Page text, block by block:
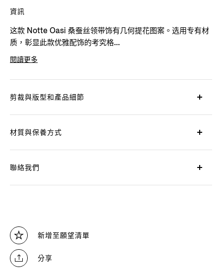
新增至願望清單
分享
資訊
这款 Notte Oasi 桑蚕丝领带饰有几何提花图案。选用专有材
质，彰显此款优雅配饰的考究格...
閱讀更多
剪裁與版型和產品細節
材質與保養方式
聯絡我們